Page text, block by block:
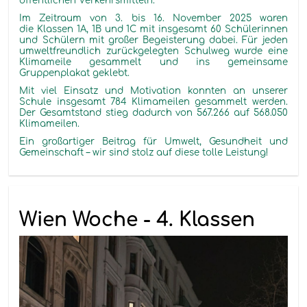
Im Zeitraum von 3. bis 16. November 2025 waren
die Klassen 1A, 1B und 1C mit insgesamt 60 Schülerinnen
und Schülern mit großer Begeisterung dabei. Für jeden
umweltfreundlich zurückgelegten Schulweg wurde eine
Klimameile gesammelt und ins gemeinsame
Gruppenplakat geklebt.
Mit viel Einsatz und Motivation konnten an unserer
Schule insgesamt 784 Klimameilen gesammelt werden.
Der Gesamtstand stieg dadurch von 567.266 auf 568.050
Klimameilen.
Ein großartiger Beitrag für Umwelt, Gesundheit und
Gemeinschaft – wir sind stolz auf diese tolle Leistung!
Wien Woche - 4. Klassen